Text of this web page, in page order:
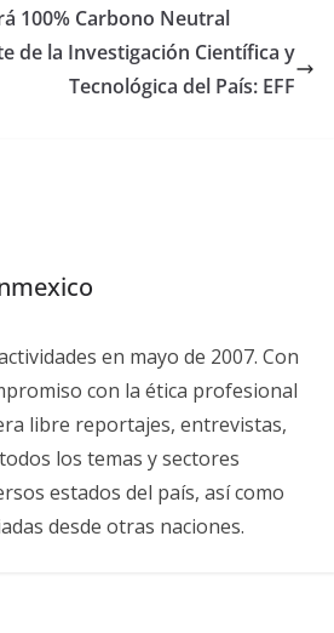
100% Carbono Neutral
de la Investigación Científica y
Tecnológica del País: EFF
en mayo de 2007. Con
con la ética profesional
libre reportajes, entrevistas,
los temas y sectores
estados del país, así como
desde otras naciones.